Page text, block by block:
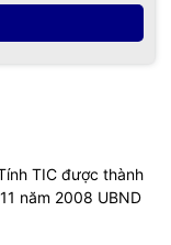
TIC được thành
năm 2008 UBND